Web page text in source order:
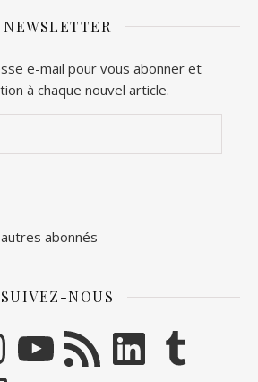
NEWSLETTER
e-mail pour vous abonner et
à chaque nouvel article.
abonnés
SUIVEZ-NOUS
YouTubeFlux RSSLinkedIn Tumblr